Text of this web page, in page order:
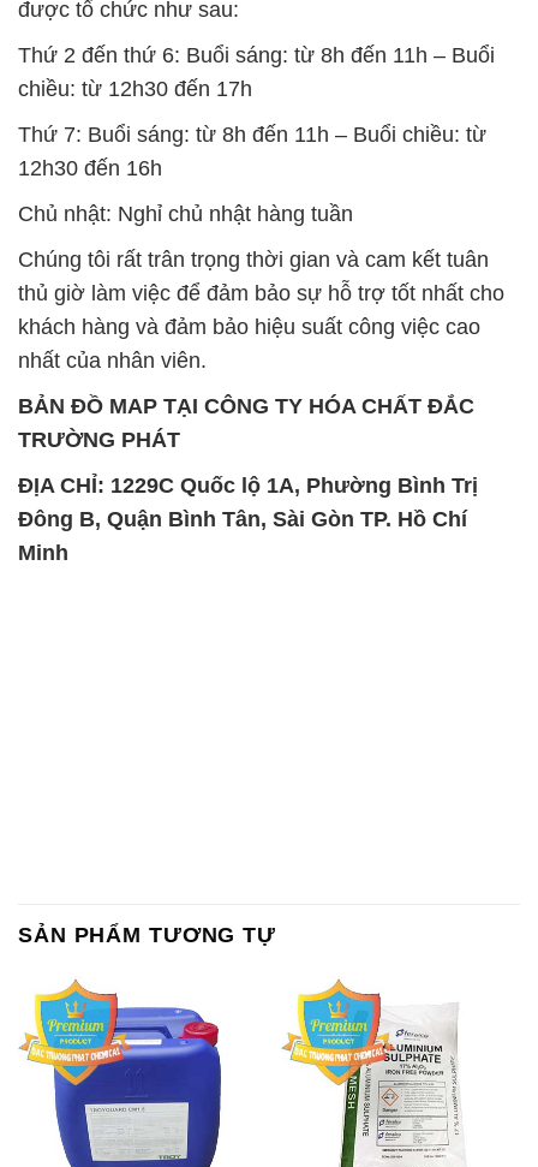
12h30 đến 16h
Chủ nhật: Nghỉ chủ nhật hàng tuần
thủ giờ làm việc để đảm bảo sự hỗ trợ tốt nhất cho
khách hàng và đảm bảo hiệu suất công việc cao
nhất của nhân viên.
BẢN ĐỒ MAP TẠI CÔNG TY HÓA CHẤT ĐẮC
TRƯỜNG PHÁT
ĐỊA CHỈ: 1229C Quốc lộ 1A, Phường Bình Trị
Đông B, Quận Bình Tân, Sài Gòn TP. Hồ Chí
Minh
Chất Bảo Quản CMIT Thái
Lan Thailand
Phèn Nhôm – Al2(SO4)3 17%
Ấn Độ India